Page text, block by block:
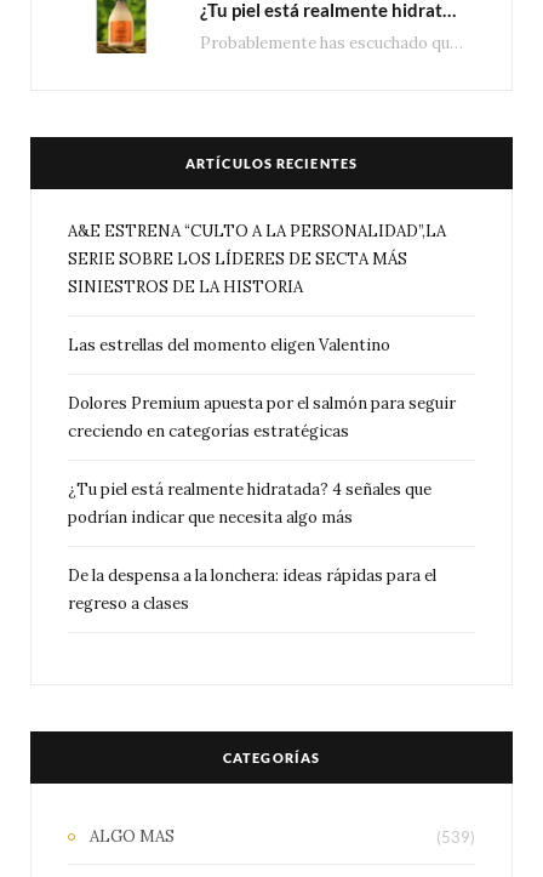
¿Tu piel está realmente hidratada? 4 señales que podrían indicar que necesita algo más
Probablemente has escuchado que el cuidado e hidratación corporal se suele asociar únicamente con una…
ARTÍCULOS RECIENTES
A&E ESTRENA “CULTO A LA PERSONALIDAD”,LA
SERIE SOBRE LOS LÍDERES DE SECTA MÁS
SINIESTROS DE LA HISTORIA
Las estrellas del momento eligen Valentino
Dolores Premium apuesta por el salmón para seguir
creciendo en categorías estratégicas
¿Tu piel está realmente hidratada? 4 señales que
podrían indicar que necesita algo más
De la despensa a la lonchera: ideas rápidas para el
regreso a clases
CATEGORÍAS
ALGO MAS (539)